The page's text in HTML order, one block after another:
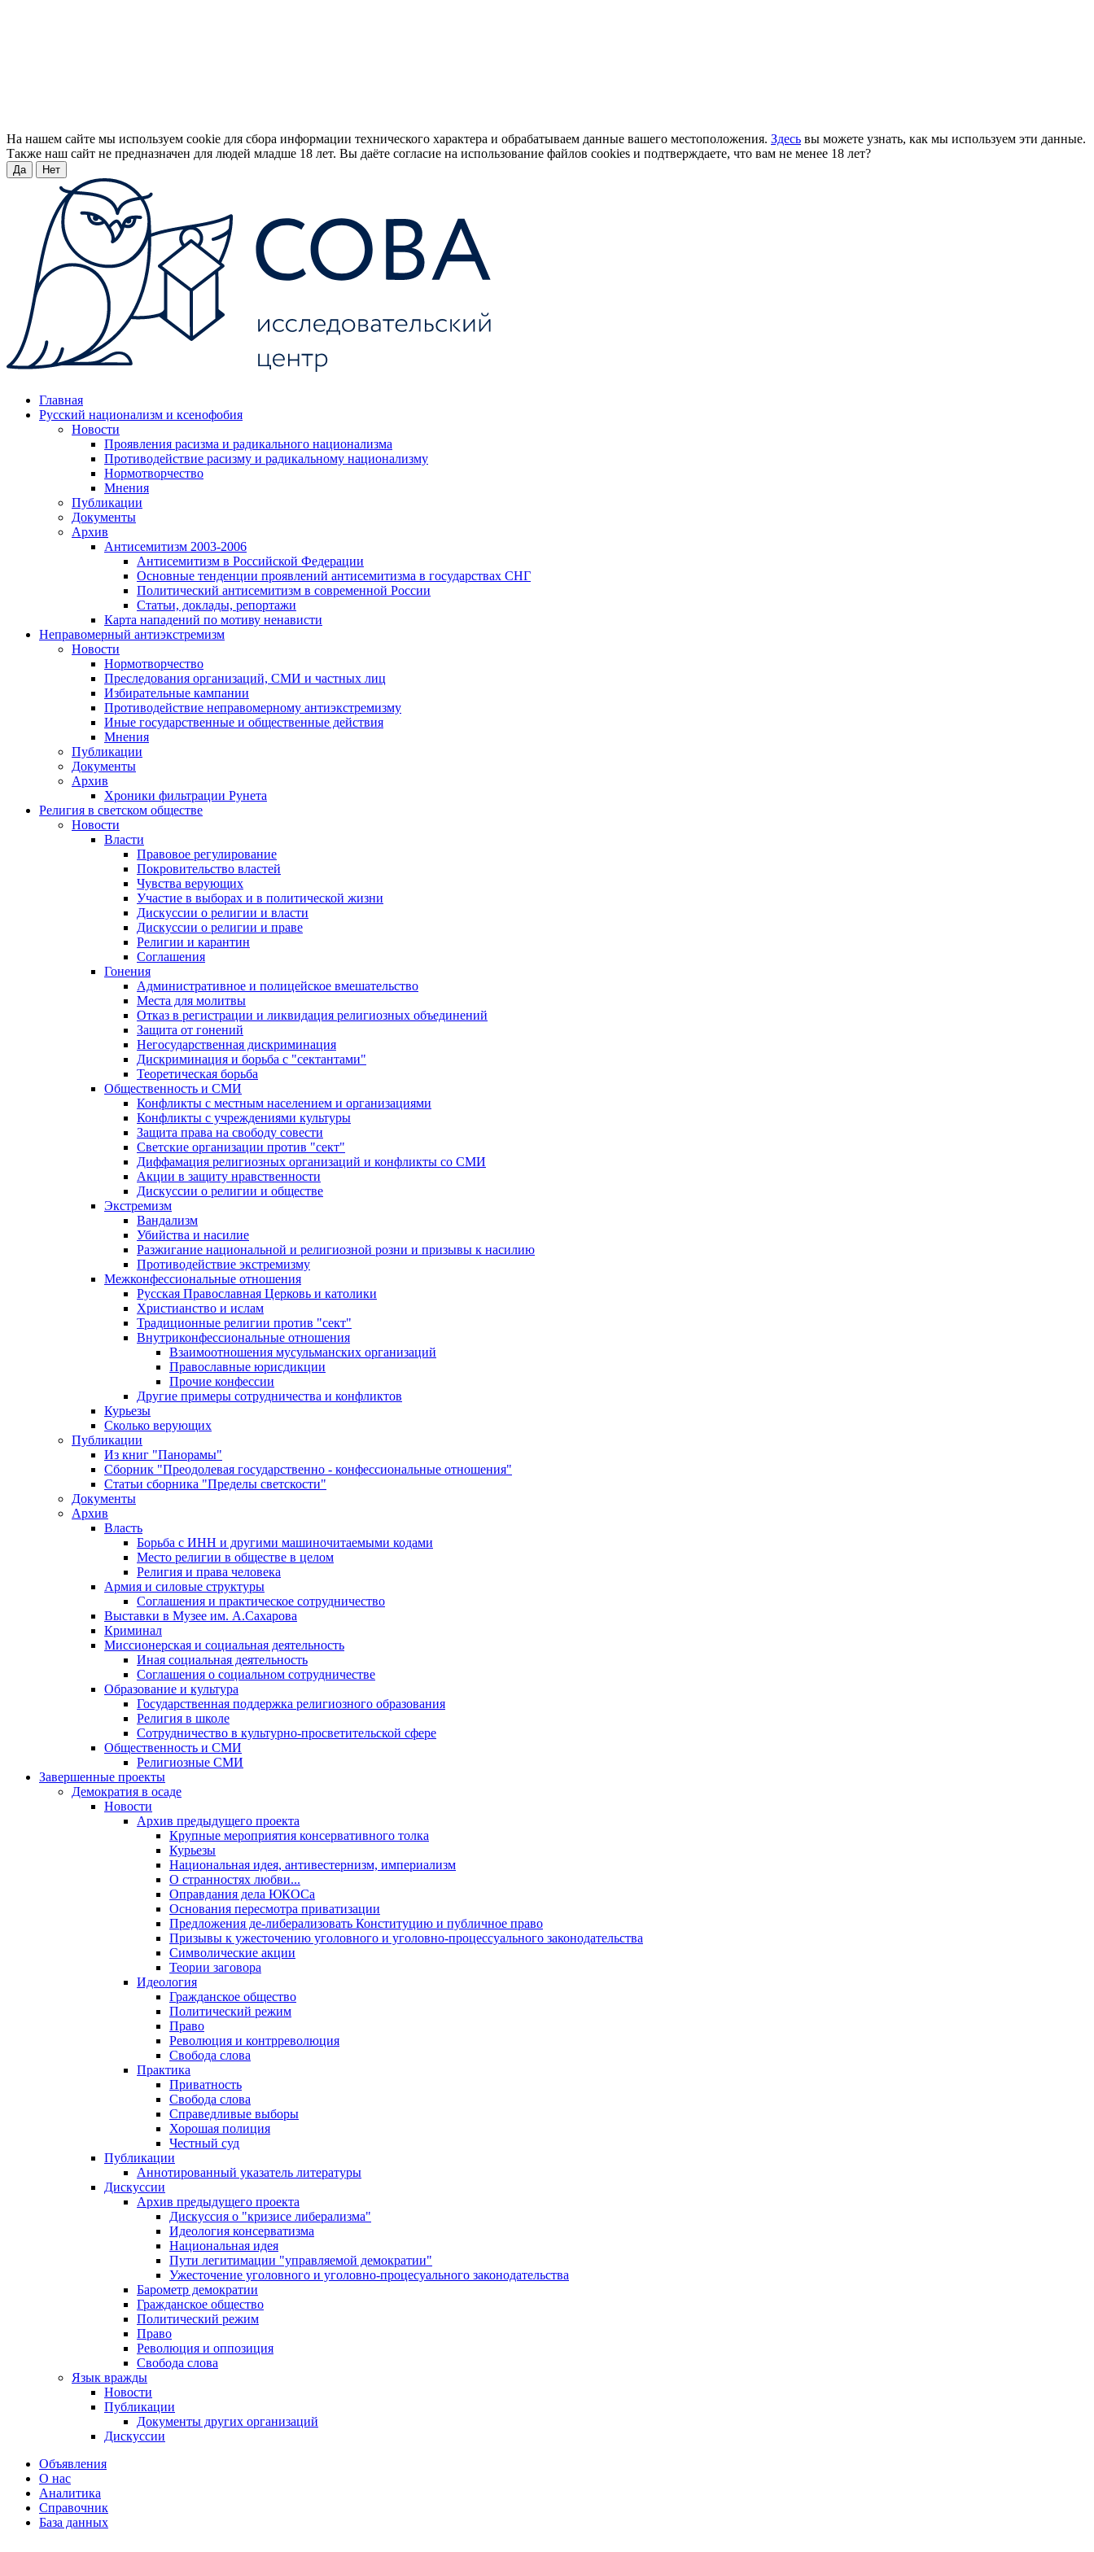
На нашем сайте мы используем cookie для сбора информации технического характера и обрабатываем данные вашего местоположения. Здесь вы можете узнать, как мы используем эти данные.
Также наш сайт не предназначен для людей младше 18 лет. Вы даёте согласие на использование файлов cookies и подтверждаете, что вам не менее 18 лет?
Да Нет
Главная
Русский национализм и ксенофобия
Новости
Проявления расизма и радикального национализма
Противодействие расизму и радикальному национализму
Нормотворчество
Мнения
Публикации
Документы
Архив
Антисемитизм 2003-2006
Антисемитизм в Российской Федерации
Основные тенденции проявлений антисемитизма в государствах СНГ
Политический антисемитизм в современной России
Статьи, доклады, репортажи
Карта нападений по мотиву ненависти
Неправомерный антиэкстремизм
Новости
Нормотворчество
Преследования организаций, СМИ и частных лиц
Избирательные кампании
Противодействие неправомерному антиэкстремизму
Иные государственные и общественные действия
Мнения
Публикации
Документы
Архив
Хроники фильтрации Рунета
Религия в светском обществе
Новости
Власти
Правовое регулирование
Покровительство властей
Чувства верующих
Участие в выборах и в политической жизни
Дискуссии о религии и власти
Дискуссии о религии и праве
Религии и карантин
Соглашения
Гонения
Административное и полицейское вмешательство
Места для молитвы
Отказ в регистрации и ликвидация религиозных объединений
Защита от гонений
Негосударственная дискриминация
Дискриминация и борьба с "сектантами"
Теоретическая борьба
Общественность и СМИ
Конфликты с местным населением и организациями
Конфликты с учреждениями культуры
Защита права на свободу совести
Светские организации против "сект"
Диффамация религиозных организаций и конфликты со СМИ
Акции в защиту нравственности
Дискуссии о религии и обществе
Экстремизм
Вандализм
Убийства и насилие
Разжигание национальной и религиозной розни и призывы к насилию
Противодействие экстремизму
Межконфессиональные отношения
Русская Православная Церковь и католики
Христианство и ислам
Традиционные религии против "сект"
Внутриконфессиональные отношения
Взаимоотношения мусульманских организаций
Православные юрисдикции
Прочие конфессии
Другие примеры сотрудничества и конфликтов
Курьезы
Сколько верующих
Публикации
Из книг "Панорамы"
Сборник "Преодолевая государственно - конфессиональные отношения"
Статьи сборника "Пределы светскости"
Документы
Архив
Власть
Борьба с ИНН и другими машиночитаемыми кодами
Место религии в обществе в целом
Религия и права человека
Армия и силовые структуры
Соглашения и практическое сотрудничество
Выставки в Музее им. А.Сахарова
Криминал
Миссионерская и социальная деятельность
Иная социальная деятельность
Соглашения о социальном сотрудничестве
Образование и культура
Государственная поддержка религиозного образования
Религия в школе
Сотрудничество в культурно-просветительской сфере
Общественность и СМИ
Религиозные СМИ
Завершенные проекты
Демократия в осаде
Новости
Архив предыдущего проекта
Крупные мероприятия консервативного толка
Курьезы
Национальная идея, антивестернизм, империализм
О странностях любви...
Оправдания дела ЮКОСа
Основания пересмотра приватизации
Предложения де-либерализовать Конституцию и публичное право
Призывы к ужесточению уголовного и уголовно-процессуального законодательства
Символические акции
Теории заговора
Идеология
Гражданское общество
Политический режим
Право
Революция и контрреволюция
Свобода слова
Практика
Приватность
Свобода слова
Справедливые выборы
Хорошая полиция
Честный суд
Публикации
Аннотированный указатель литературы
Дискуссии
Архив предыдущего проекта
Дискуссия о "кризисе либерализма"
Идеология консерватизма
Национальная идея
Пути легитимации "управляемой демократии"
Ужесточение уголовного и уголовно-процесуального законодательства
Барометр демократии
Гражданское общество
Политический режим
Право
Революция и оппозиция
Свобода слова
Язык вражды
Новости
Публикации
Документы других организаций
Дискуссии
Объявления
О нас
Аналитика
Справочник
База данных